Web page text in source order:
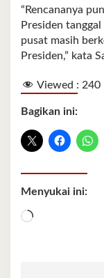
“Rencananya
Presiden
pusat masih
Presiden,” kata
Viewed : 240
Bagikan ini:
Menyukai ini:
Memuat...